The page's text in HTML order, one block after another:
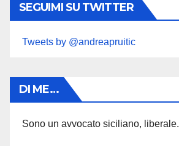
SEGUIMI SU TWITTER
Tweets by @andreapruitic
DI ME…
Sono un avvocato siciliano, liberale.